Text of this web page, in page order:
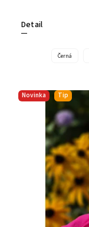
Detail
Černá
Novinka Tip